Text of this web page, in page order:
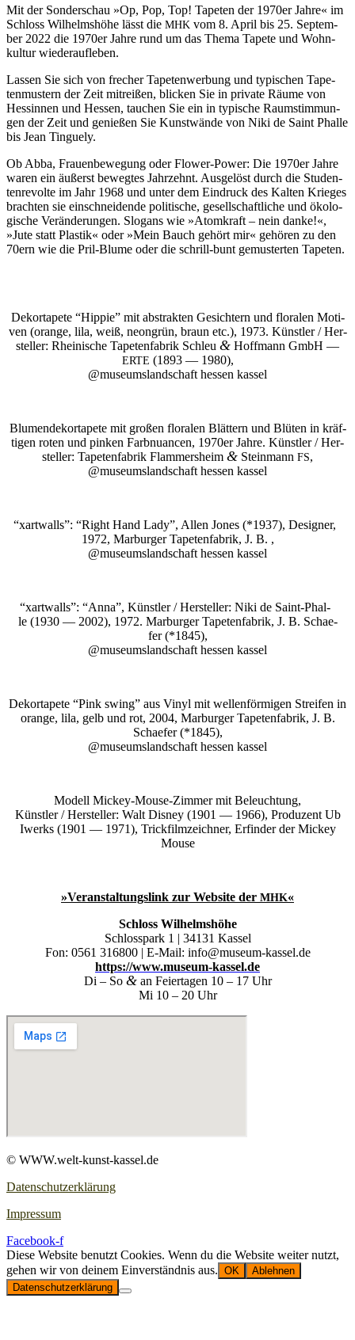
Mit der Son­der­schau »Op, Pop, Top! Tape­ten der 1970er Jah­re« im
Schloss Wil­helms­hö­he lässt die MHK vom 8. April bis 25. Sep­tem­
ber 2022 die 1970er Jah­re rund um das The­ma Tape­te und Wohn­
kul­tur wiederaufleben.
Las­sen Sie sich von fre­cher Tape­ten­wer­bung und typi­schen Tape­
ten­mus­tern der Zeit mit­rei­ßen, bli­cken Sie in pri­va­te Räu­me von
Hes­sin­nen und Hes­sen, tau­chen Sie ein in typi­sche Raum­stim­mun­
gen der Zeit und genie­ßen Sie Kunst­wän­de von Niki de Saint Phal­le
bis Jean Tinguely.
Ob Abba, Frau­en­be­we­gung oder Flower-Power: Die 1970er Jah­re
waren ein äußerst beweg­tes Jahr­zehnt. Aus­ge­löst durch die Stu­den­
ten­re­vol­te im Jahr 1968 und unter dem Ein­druck des Kal­ten Krie­ges
brach­ten sie ein­schnei­den­de poli­ti­sche, gesell­schaft­li­che und öko­lo­
gi­sche Ver­än­de­run­gen. Slo­gans wie »Atom­kraft – nein dan­ke!«,
»Jute statt Plas­tik« oder »Mein Bauch gehört mir« gehö­ren zu den
70ern wie die Pril-Blu­me oder die schrill-bunt gemus­ter­ten Tapeten.
Dekor­ta­pe­te “Hip­pie” mit abs­trak­ten Gesich­tern und flo­ra­len Moti­
ven (oran­ge, lila, weiß, neon­grün, braun etc.), 1973. Künst­ler / Her­
stel­ler: Rhei­ni­sche Tape­ten­fa­brik Schleu & Hoff­mann GmbH —
ERTE (1893 — 1980),
@museumslandschaft hes­sen kassel
Blu­men­de­kor­ta­pe­te mit gro­ßen flo­ra­len Blät­tern und Blü­ten in kräf­
ti­gen roten und pin­ken Farb­nu­an­cen, 1970er Jah­re. Künst­ler / Her­
stel­ler: Tape­ten­fa­brik Flam­mers­heim & Stein­mann FS,
@museumslandschaft hes­sen kassel
“xart­walls”: “Right Hand Lady”, Allen Jones (*1937), Desi­gner,
1972, Mar­bur­ger Tape­ten­fa­brik, J. B. ,
@museumslandschaft hes­sen kassel
“xart­walls”: “Anna”, Künst­ler / Her­stel­ler: Niki de Saint-Phal­
le (1930 — 2002), 1972. Mar­bur­ger Tape­ten­fa­brik, J. B. Schae­
fer (*1845),
@museumslandschaft hes­sen kassel
Dekor­ta­pe­te “Pink swing” aus Vinyl mit wel­len­för­mi­gen Strei­fen in
oran­ge, lila, gelb und rot, 2004, Mar­bur­ger Tape­ten­fa­brik, J. B.
Schae­fer (*1845),
@museumslandschaft hes­sen kassel
Modell Mickey-Mou­se-Zim­mer mit Beleuch­tung,
Künst­ler / Her­stel­ler: Walt Dis­ney (1901 — 1966), Pro­du­zent Ub
Iwerks (1901 — 1971), Trick­film­zeich­ner, Erfin­der der Mickey
Mouse
»Ver­an­stal­tungs­link zur Web­site der MHK«
Schloss Wil­helms­hö­he
Schloss­park 1 | 34131 Kas­sel
Fon: 0561 316800 | E‑Mail: info@museum-kassel.de
https://www.museum-kassel.de
Di – So &an Fei­er­ta­gen 10 – 17 Uhr
Mi 10 – 20 Uhr
© WWW.welt-kunst-kassel.de
Datenschutzerklärung
Impressum
Facebook-f
Diese Website benutzt Cookies. Wenn du die Website weiter nutzt,
gehen wir von deinem Einverständnis aus. OK
Ablehnen
Datenschutzerklärung